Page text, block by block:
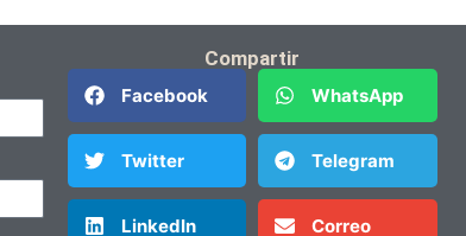
Compartir
Facebook WhatsApp
Twitter Telegram
LinkedIn Correo